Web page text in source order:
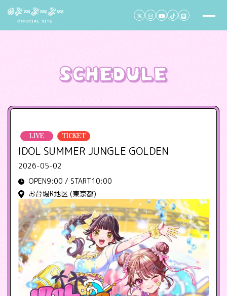
LIVE TICKET
IDOL SUMMER JUNGLE GOLDEN
2026-05-02
OPEN9:00 / START10:00
お台場R地区 (東京都)